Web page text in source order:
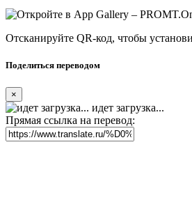
Отсканируйте QR-код, чтобы
Поделиться переводом
×
идет загрузка...
Прямая ссылка на перевод: